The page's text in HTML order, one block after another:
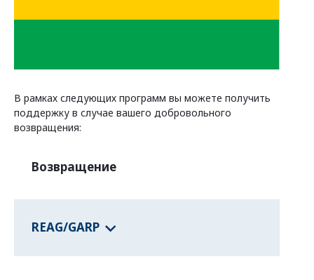
о странах
В рамках следующих программ вы можете получить
поддержку в случае вашего добровольного
возвращения:
Возвращение
REAG/GARP